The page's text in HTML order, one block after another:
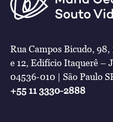
Rua Campos Bicudo, 98,
e 12, Edifício Itaquerê –
04536-010 | São Paulo
+55 11 3330-2888